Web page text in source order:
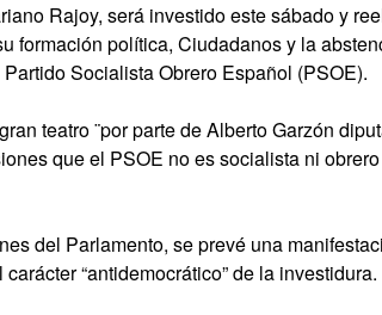
Rajoy, será investido este sábado y
formación política, Ciudadanos y la
Socialista Obrero Español (PSOE).
teatro ¨por parte de Alberto Garzón
que el PSOE no es socialista ni
del Parlamento, se prevé una
carácter antidemocrático de la investidura.